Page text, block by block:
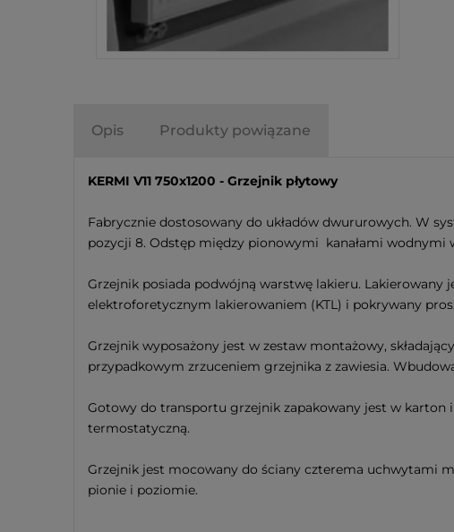
Opis Produkty powiązane
KERMI V11 750x1200 - Grzejnik płytowy
Fabrycznie dostosowany do układów dwururowych. W
pozycji 8. Odstęp między pionowymi kanałami wodnymi
Grzejnik posiada podwójną warstwę lakieru.
elektroforetycznym lakierowaniem (KTL) i pokrywany
Grzejnik wyposażony jest w zestaw montażowy,
przypadkowym zrzuceniem grzejnika z zawiesia.
Gotowy do transportu grzejnik zapakowany jest w karton
termostatyczną.
Grzejnik jest mocowany do ściany czterema uchwytami
pionie i poziomie.